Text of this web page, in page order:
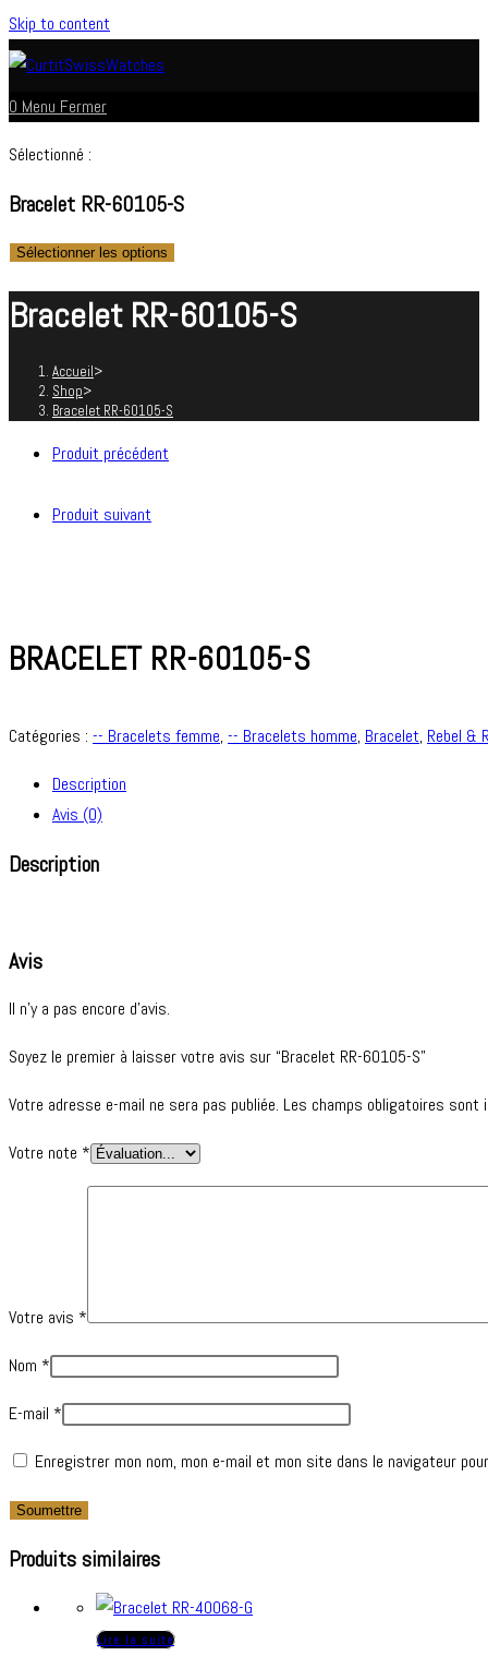
Skip to content
0 Menu Fermer
Sélectionné :
Bracelet RR-60105-S
Sélectionner les options
Bracelet RR-60105-S
Accueil>
Shop>
Bracelet RR-60105-S
Produit précédent
Produit suivant
BRACELET RR-60105-S
Catégories : -- Bracelets femme, -- Bracelets homme, Bracelet, Rebel &
Description
Avis (0)
Description
Avis
Il n’y a pas encore d’avis.
Soyez le premier à laisser votre avis sur “Bracelet RR-60105-S”
Votre adresse e-mail ne sera pas publiée. Les champs obligatoires sont
Votre note *
Votre avis *
Nom *
E-mail *
Enregistrer mon nom, mon e-mail et mon site dans le navigateur
Produits similaires
Lire la suite